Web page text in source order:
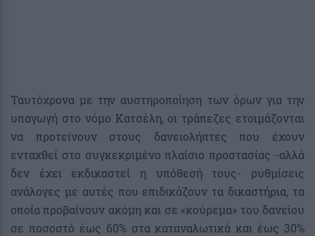
Ταυτόχρονα με την αυστηροποίηση των όρων για την
υπαγωγή στο νόμο Κατσέλη, οι τράπεζες ετοιμάζονται
να προτείνουν στους δανειολήπτες που έχουν
ενταχθεί στο συγκεκριμένο πλαίσιο προστασίας -αλλά
δεν έχει εκδικαστεί η υπόθεσή τους- ρυθμίσεις
ανάλογες με αυτές που επιδικάζουν τα δικαστήρια, τα
οποία προβαίνουν ακόμη και σε «κούρεμα» του δανείου
σε ποσοστό έως 60% στα καταναλωτικά και έως 30%